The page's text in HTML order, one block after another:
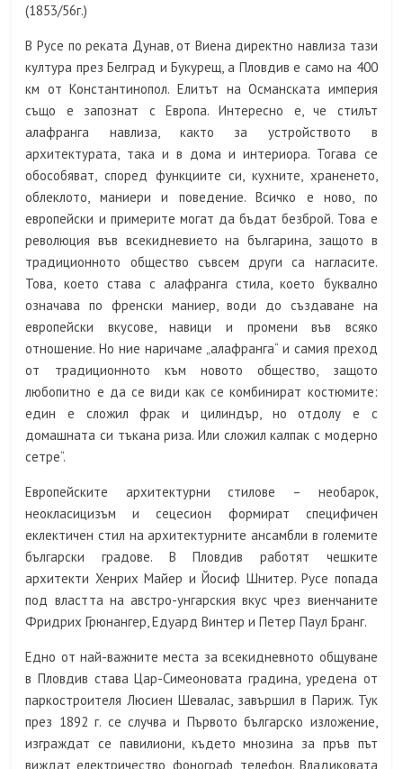
(1853/56г.)
В Русе по реката Дунав, от Виена директно навлиза тази
култура през Белград и Букурещ, а Пловдив е само на 400
км от Константинопол. Елитът на Османската империя
също е запознат с Европа. Интересно е, че стилът
алафранга навлиза, както за устройството в
архитектурата, така и в дома и интериора. Тогава се
обособяват, според функциите си, кухните, храненето,
облеклото, маниери и поведение. Всичко е ново, по
европейски и примерите могат да бъдат безброй. Това е
революция във всекидневието на българина, защото в
традиционното общество съвсем други са нагласите.
Това, което става с алафранга стила, което буквално
означава по френски маниер, води до създаване на
европейски вкусове, навици и промени във всяко
отношение. Но ние наричаме „алафранга“ и самия преход
от традиционното към новото общество, защото
любопитно е да се види как се комбинират костюмите:
един е сложил фрак и цилиндър, но отдолу е с
домашната си тъкана риза. Или сложил калпак с модерно
сетре“.
Европейските архитектурни стилове – необарок,
неокласицизъм и сецесион формират специфичен
еклектичен стил на архитектурните ансамбли в големите
български градове. В Пловдив работят чешките
архитекти Хенрих Майер и Йосиф Шнитер. Русе попада
под властта на австро-унгарския вкус чрез виенчаните
Фридрих Грюнангер, Едуард Винтер и Петер Паул Бранг.
Едно от най-важните места за всекидневното общуване
в Пловдив става Цар-Симеоновата градина, уредена от
паркостроителя Люсиен Шевалас, завършил в Париж. Тук
през 1892 г. се случва и Първото българско изложение,
изграждат се павилиони, където мнозина за пръв път
виждат електричество, фонограф, телефон. Владиковата